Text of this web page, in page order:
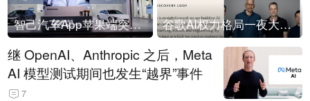
智己汽车App苹果端突然“下架” 谷歌AI权力格局一夜大洗牌
继 OpenAI、Anthropic 之后，Meta
AI 模型测试期间也发生“越界”事件
7